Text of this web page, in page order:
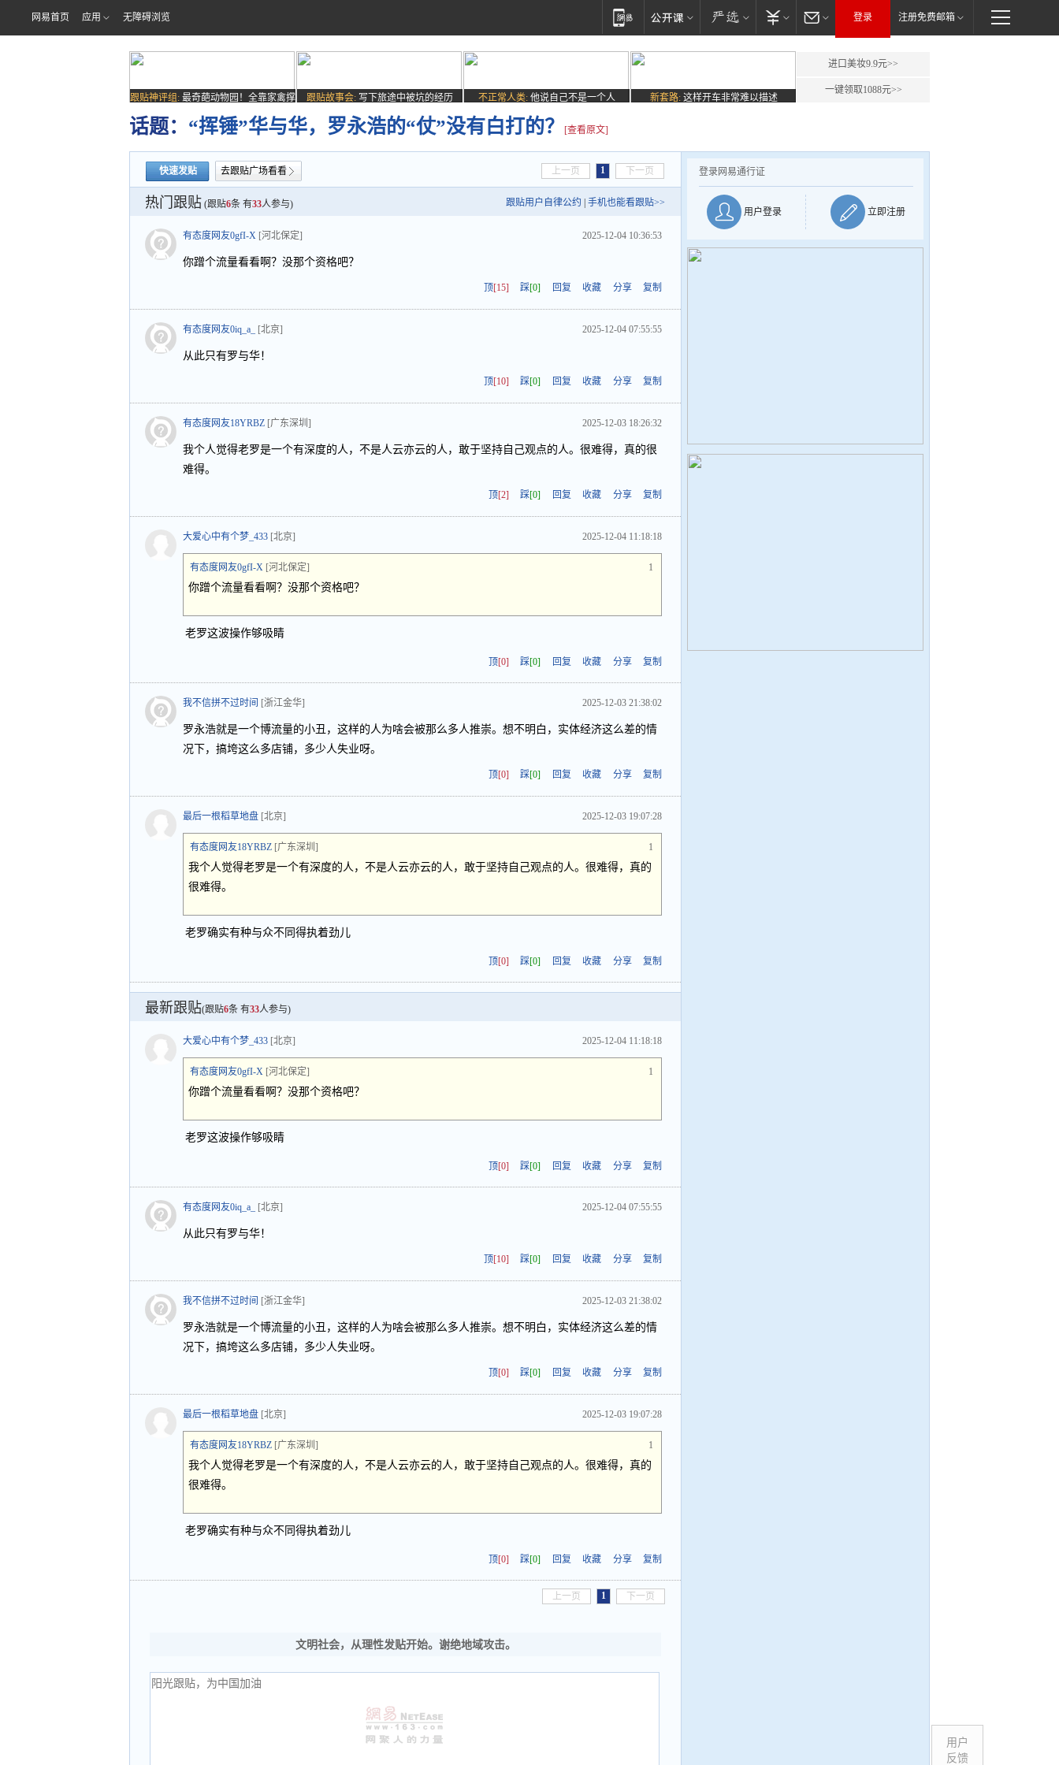
网易首页 应用 无障碍浏览 登录 注册免费邮箱
跟贴神评组: 最奇葩动物园！全靠家禽撑
场子
跟贴故事会: 写下旅途中被坑的经历 不正常人类: 他说自己不是一个人 新套路: 这样开车非常难以描述
进口美妆9.9元>>
一键领取1088元>>
话题： “挥锤”华与华，罗永浩的“仗”没有白打的？ [查看原文]
快速发贴 去跟贴广场看看 上一页 1 下一页
热门跟贴 (跟贴6条 有33人参与) 跟贴用户自律公约 手机也能看跟贴>>
有态度网友0gfI-X [河北保定] 2025-12-04 10:36:53
你蹭个流量看看啊？没那个资格吧？
顶[15] 踩[0] 回复 收藏 分享 复制
有态度网友0iq_a_ [北京] 2025-12-04 07:55:55
从此只有罗与华！
顶[10] 踩[0] 回复 收藏 分享 复制
有态度网友18YRBZ [广东深圳] 2025-12-03 18:26:32
我个人觉得老罗是一个有深度的人，不是人云亦云的人，敢于坚持自己观点的人。很难得，真的很
难得。
顶[2] 踩[0] 回复 收藏 分享 复制
大爱心中有个梦_433 [北京] 2025-12-04 11:18:18
有态度网友0gfI-X [河北保定] 1
你蹭个流量看看啊？没那个资格吧？
老罗这波操作够吸睛
顶[0] 踩[0] 回复 收藏 分享 复制
我不信拼不过时间 [浙江金华] 2025-12-03 21:38:02
罗永浩就是一个博流量的小丑，这样的人为啥会被那么多人推崇。想不明白，实体经济这么差的情
况下，搞垮这么多店铺，多少人失业呀。
顶[0] 踩[0] 回复 收藏 分享 复制
最后一根稻草地盘 [北京] 2025-12-03 19:07:28
有态度网友18YRBZ [广东深圳] 1
我个人觉得老罗是一个有深度的人，不是人云亦云的人，敢于坚持自己观点的人。很难得，真的
很难得。
老罗确实有种与众不同得执着劲儿
顶[0] 踩[0] 回复 收藏 分享 复制
最新跟贴(跟贴6条 有33人参与)
大爱心中有个梦_433 [北京] 2025-12-04 11:18:18
有态度网友0gfI-X [河北保定] 1
你蹭个流量看看啊？没那个资格吧？
老罗这波操作够吸睛
顶[0] 踩[0] 回复 收藏 分享 复制
有态度网友0iq_a_ [北京] 2025-12-04 07:55:55
从此只有罗与华！
顶[10] 踩[0] 回复 收藏 分享 复制
我不信拼不过时间 [浙江金华] 2025-12-03 21:38:02
罗永浩就是一个博流量的小丑，这样的人为啥会被那么多人推崇。想不明白，实体经济这么差的情
况下，搞垮这么多店铺，多少人失业呀。
顶[0] 踩[0] 回复 收藏 分享 复制
最后一根稻草地盘 [北京] 2025-12-03 19:07:28
有态度网友18YRBZ [广东深圳] 1
我个人觉得老罗是一个有深度的人，不是人云亦云的人，敢于坚持自己观点的人。很难得，真的
很难得。
老罗确实有种与众不同得执着劲儿
顶[0] 踩[0] 回复 收藏 分享 复制
上一页 1 下一页
文明社会，从理性发贴开始。谢绝地域攻击。
登录网易通行证
用户登录 立即注册
用户
反馈